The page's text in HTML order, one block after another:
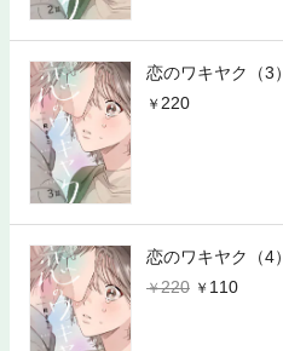
恋のワキヤク（3）
220
恋のワキヤク（4）
220
110